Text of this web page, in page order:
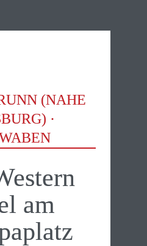
(NAHE
·
am